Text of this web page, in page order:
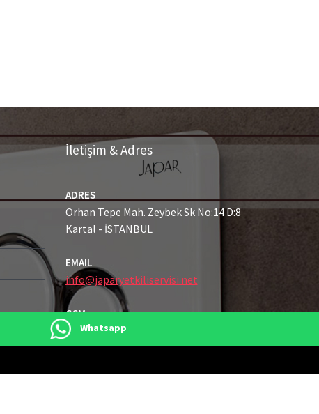
İletişim & Adres
ADRES
Orhan Tepe Mah. Zeybek Sk No:14 D:8
Kartal - İSTANBUL
EMAIL
info@japaryetkiliservisi.net
GSM
0216 489 21 43
Whatsapp